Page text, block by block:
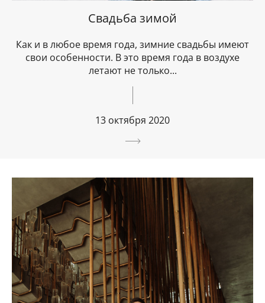
Свадьба зимой
Как и в любое время года, зимние свадьбы имеют
свои особенности. В это время года в воздухе
летают не только...
13 октября 2020